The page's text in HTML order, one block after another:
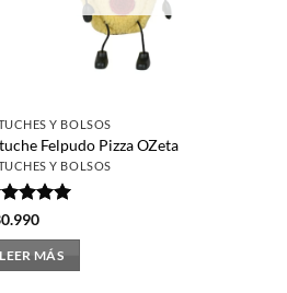
Y BOLSOS
Felpudo Pizza OZeta
Y BOLSOS
LEER MÁS